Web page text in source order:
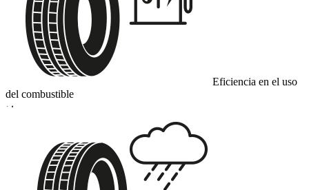
Eficiencia en el uso
del combustible
D